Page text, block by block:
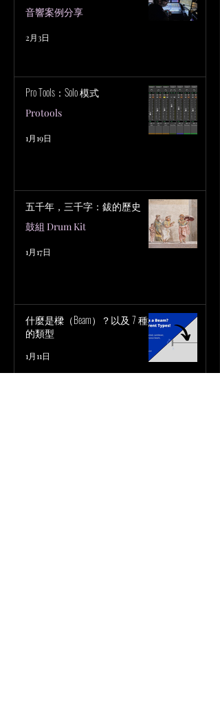
音響案例分享
2月3日
Pro Tools：Solo 模式
Protools
1月19日
五千年，三千字：鈸的歷史
鼓組 Drum Kit
1月17日
什麼是樑（Beam）？以及 7 種樑
的類型
1月11日